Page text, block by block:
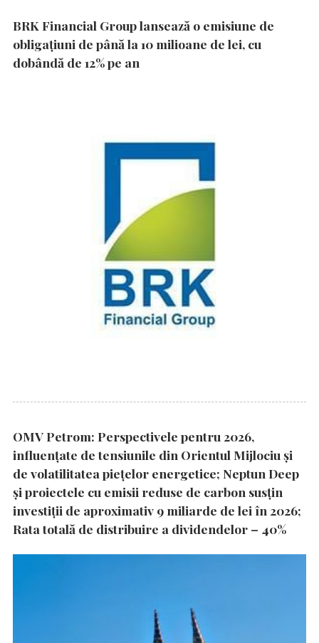
BRK Financial Group lansează o emisiune de
obligațiuni de până la 10 milioane de lei, cu
dobândă de 12% pe an
OMV Petrom: Perspectivele pentru 2026,
influențate de tensiunile din Orientul Mijlociu și
de volatilitatea piețelor energetice; Neptun Deep
și proiectele cu emisii reduse de carbon susțin
investiții de aproximativ 9 miliarde de lei în 2026;
Rata totală de distribuire a dividendelor – 40%